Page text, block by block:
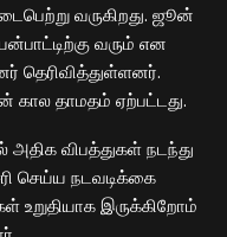
வருகிறது. ஜூன்
வரும் என
தெரிவித்துள்ளனர்.
கால தாமதம் ஏற்பட்டது.
அதிக விபத்துகள் நடந்து
செய்ய நடவடிக்கை
உறுதியாக இருக்கிறோம்